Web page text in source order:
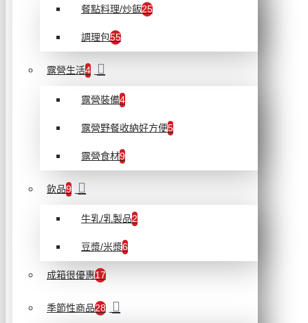
餐點料理/炒飯25
調理包55
露營生活4
露營裝備4
露營野餐收納好方便5
露營食材9
飲品9
牛乳/乳製品2
豆漿/米漿6
成箱很優惠17
季節性商品28